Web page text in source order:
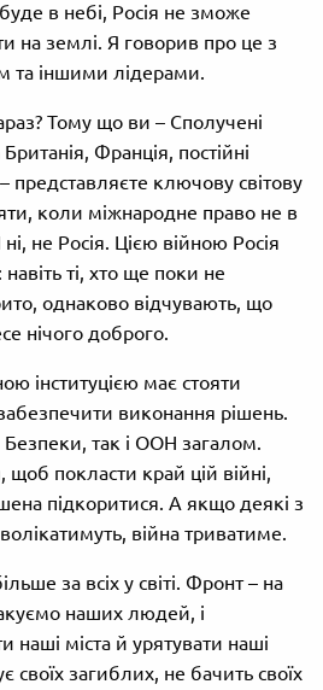
в небі, Росія не зможе
на землі. Я говорив про це з
та іншими лідерами.
Тому що ви – Сполучені
Франція, постійні
ключову світову
коли міжнародне право не в
не Росія. Цією війною Росія
ті, хто ще поки не
однаково відчувають, що
нічого доброго.
інституцією має стояти
виконання рішень.
Безпеки, так і ООН загалом.
покласти край цій війні,
підкоритися. А якщо деякі з
війна триватиме.
за всіх у світі. Фронт – на
наших людей, і
наші міста й урятувати наші
своїх загиблих, не бачить своїх